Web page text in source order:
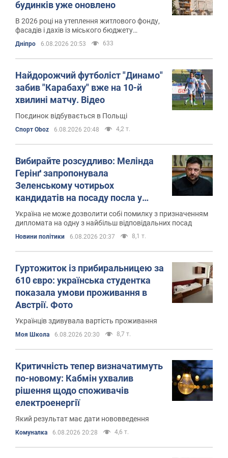
будинків уже оновлено
В 2026 році на утеплення житлового фонду,
фасадів і дахів із міського бюджету
спрямували 300 мільйонів гривень
Дніпро 6.08.2026 20:53 633
Найдорожчий футболіст "Динамо"
забив "Карабаху" вже на 10-й
хвилині матчу. Відео
Поєдинок відбувається в Польщі
Спорт Oboz 6.08.2026 20:48 4,2 т.
Вибирайте розсудливо: Мелінда
Герінґ запропонувала
Зеленському чотирьох
кандидатів на посаду посла у
США
Україна не може дозволити собі помилку з призначенням
дипломата на одну з найбільш відповідальних посад
Новини політики 6.08.2026 20:37 8,1 т.
Гуртожиток із прибиральницею за
610 євро: українська студентка
показала умови проживання в
Австрії. Фото
Українців здивувала вартість проживання
Моя Школа 6.08.2026 20:30 8,7 т.
Критичність тепер визначатимуть
по-новому: Кабмін ухвалив
рішення щодо споживачів
електроенергії
Який результат має дати нововведення
Комуналка 6.08.2026 20:28 4,6 т.